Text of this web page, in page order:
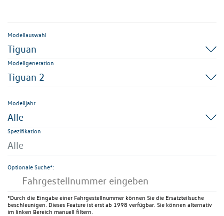
Modellauswahl
Tiguan
Modellgeneration
Tiguan 2
Modelljahr
Alle
Spezifikation
Alle
Optionale Suche*:
*Durch die Eingabe einer Fahrgestellnummer können Sie die Ersatzteilsuche
beschleunigen. Dieses Feature ist erst ab 1998 verfügbar. Sie können alternativ
im linken Bereich manuell filtern.